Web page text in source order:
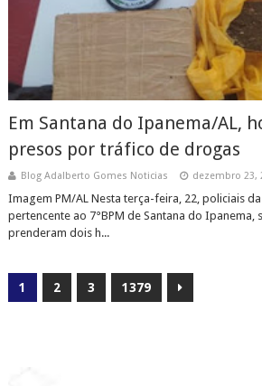
Em Santana do Ipanema/AL,
presos por tráfico de drogas
Blog Adalberto Gomes Noticias dezembro 23,
Imagem PM/AL Nesta terça-feira, 22, policiais
pertencente ao 7°BPM de Santana do Ipanema,
prenderam dois h...
1 2 3 1379